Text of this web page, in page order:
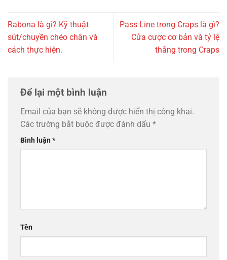
Rabona là gì? Kỹ thuật
sút/chuyền chéo chân và
cách thực hiện.
Pass Line trong Craps là gì?
Cửa cược cơ bản và tỷ lệ
thắng trong Craps
Để lại một bình luận
Email của bạn sẽ không được hiển thị công khai.
Các trường bắt buộc được đánh dấu *
Bình luận*
Tên